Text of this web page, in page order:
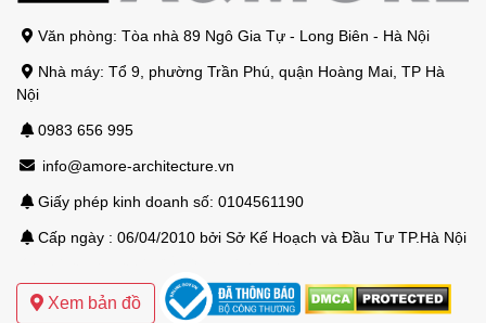
Văn phòng: Tòa nhà 89 Ngô Gia Tự - Long Biên - Hà Nội
Nhà máy: Tổ 9, phường Trần Phú, quận Hoàng Mai, TP Hà
Nội
0983 656 995
info@amore-architecture.vn
Giấy phép kinh doanh số: 0104561190
Cấp ngày : 06/04/2010 bởi Sở Kế Hoạch và Đầu Tư TP.Hà Nội
Xem bản đồ